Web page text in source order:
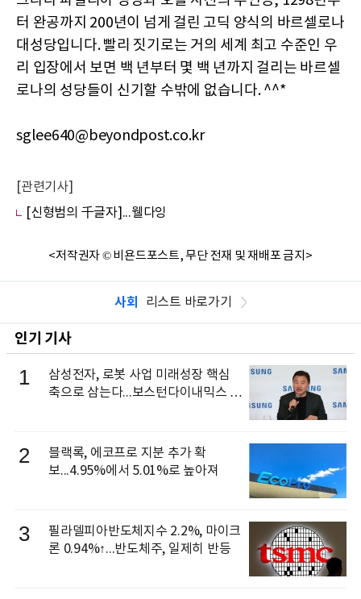
터 완공까지 200년이 넘게 걸린 고딕 양식의 바르셀로나
대성당입니다. 빨리 짓기로는 거의 세계 최고 수준인 우
리 입장에서 보면 백 년부터 몇 백 년까지 걸리는 바르셀
로나의 성당들이 신기할 수밖에 없습니다. ^^*
sglee640@beyondpost.co.kr
[관련기사]
[신형범의 千글자]...웰다잉
<저작권자 © 비욘드포스트, 무단 전재 및 재배포 금지>
사회 리스트 바로가기
인기 기사
1
삼성전자, 로봇 사업 미래성장 핵심
축으로 삼는다...보스턴다이내믹스 출
2
블랙록, 에코프로 지분 추가 확
보...4.95%에서 5.01%로 높아져
3
필라델피아반도체지수 2.2%, 마이크
론 0.94%↑...반도체주, 일제히 반등